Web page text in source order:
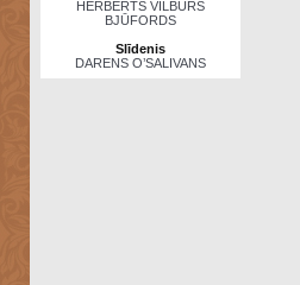
HERBERTS VILBURS
BJŪFORDS
Slīdenis
DARENS O’SALIVANS